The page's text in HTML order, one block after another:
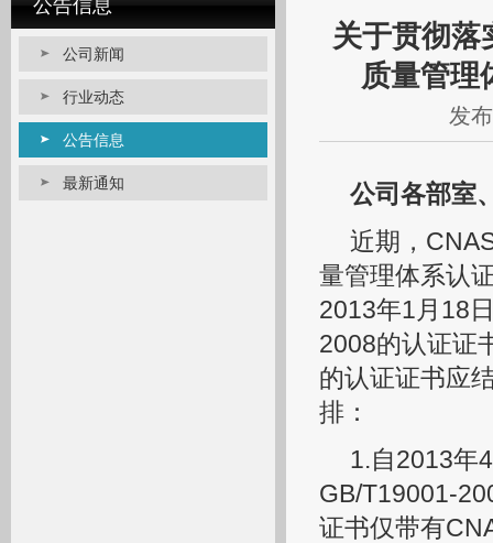
公告信息
公司新闻
行业动态
公告信息
最新通知
关于贯彻落
质量管理
发
公司各部室
近期，
量管理体系认
2013年1月18
2008的认证证
的认证证书应
排：
1.自2013年
GB/T19001-
证书仅带有